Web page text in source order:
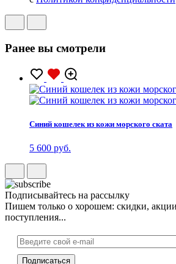
Ранее вы смотрели
Синий кошелек из кожи морского ската
5 600 руб.
Подписывайтесь на рассылку
Пишем только о хорошем: скидки,
поступления...